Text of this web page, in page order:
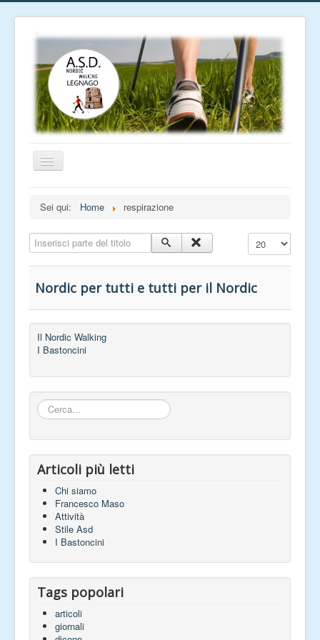
Cambia
navigazione
Corsi
Attività
Progetti ASD
Articoli
Sei qui: Home respirazione
Inserisci parte del titolo Visualizza n.
Nordic per tutti e tutti per il Nordic
Il Nordic Walking
I Bastoncini
Cerca...
Articoli più letti
Chi siamo
Francesco Maso
Attività
Stile Asd
I Bastoncini
Tags popolari
articoli
giornali